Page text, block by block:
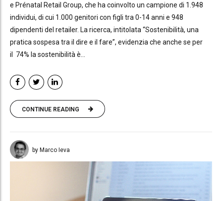
e Prénatal Retail Group, che ha coinvolto un campione di 1.948
individui, di cui 1.000 genitori con figli tra 0-14 anni e 948
dipendenti del retailer. La ricerca, intitolata “Sostenibilità, una
pratica sospesa tra il dire e il fare”, evidenzia che anche se per
il 74% la sostenibilità è...
CONTINUE READING
by Marco Ieva